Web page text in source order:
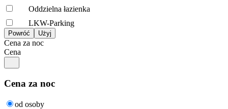
Oddzielna łazienka
LKW-Parking
Cena za noc
Cena
Cena za noc
od osoby